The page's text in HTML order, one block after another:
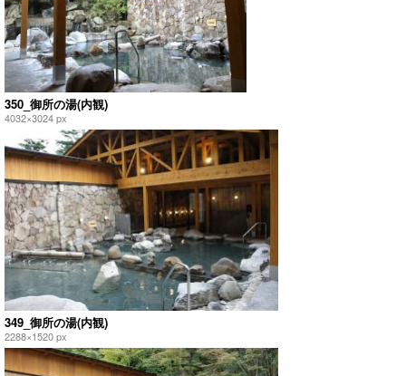
350_御所の湯(内観)
4032×3024 px
349_御所の湯(内観)
2288×1520 px